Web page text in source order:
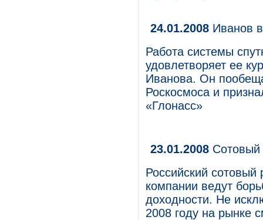
24.01.2008 Иванов
Работа системы
удовлетворяет ее
Иванова. Он
Роскосмоса и
«Глонасс»
23.01.2008 Сотовый
Российский сотовый
компании ведут
доходности. Не
2008 году на рынке